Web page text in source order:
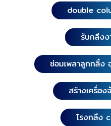
double
รับกลึงง
ซ่อมเพลาลูกกลิ้ง
สร้างเครื่อ
โรงกลึง